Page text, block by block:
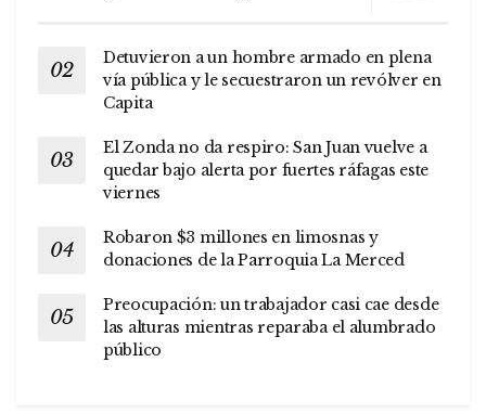
Detuvieron a un hombre armado en plena
vía pública y le secuestraron un revólver en
Capita
El Zonda no da respiro: San Juan vuelve a
quedar bajo alerta por fuertes ráfagas este
viernes
Robaron $3 millones en limosnas y
donaciones de la Parroquia La Merced
Preocupación: un trabajador casi cae desde
las alturas mientras reparaba el alumbrado
público